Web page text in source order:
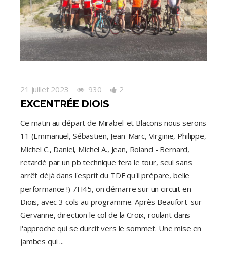
21 juillet 2023 930 2
EXCENTRÉE DIOIS
Ce matin au départ de Mirabel-et Blacons nous serons
11 (Emmanuel, Sébastien, Jean-Marc, Virginie, Philippe,
Michel C., Daniel, Michel A., Jean, Roland - Bernard,
retardé par un pb technique fera le tour, seul sans
arrêt déjà dans l'esprit du TDF qu'il prépare, belle
performance !) 7H45, on démarre sur un circuit en
Diois, avec 3 cols au programme. Après Beaufort-sur-
Gervanne, direction le col de la Croix, roulant dans
l'approche qui se durcit vers le sommet. Une mise en
jambes qui